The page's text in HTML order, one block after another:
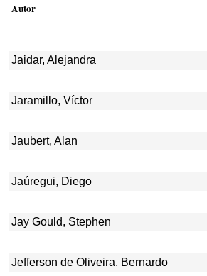
Autor
Jaidar, Alejandra
Jaramillo, Víctor
Jaubert, Alan
Jaúregui, Diego
Jay Gould, Stephen
Jefferson de Oliveira, Bernardo